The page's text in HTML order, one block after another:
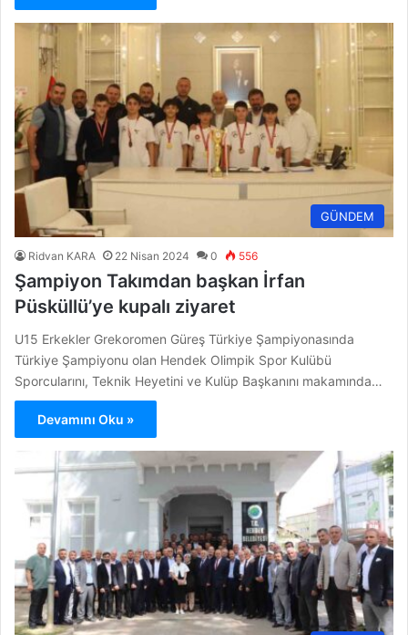
GÜNDEM
Ridvan KARA 22 Nisan 2024 0 556
Şampiyon Takımdan başkan İrfan
Püsküllü’ye kupalı ziyaret
U15 Erkekler Grekoromen Güreş Türkiye Şampiyonasında
Türkiye Şampiyonu olan Hendek Olimpik Spor Kulübü
Sporcularını, Teknik Heyetini ve Kulüp Başkanını makamında…
Devamını Oku »